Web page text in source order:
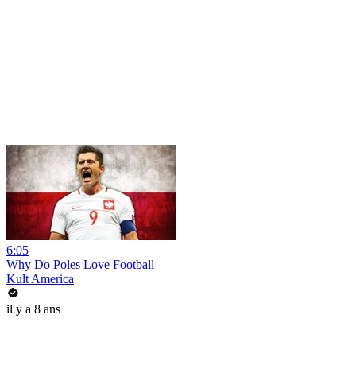
6:05
Why Do Poles Love Football
Kult America
il y a 8 ans